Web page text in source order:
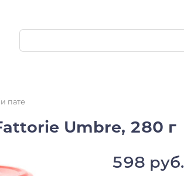
пате
Umbre, 280 г
598 руб.